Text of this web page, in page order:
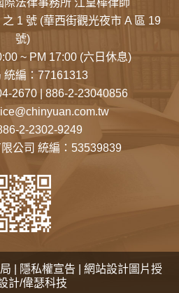
際法律事務所 江皇樺律師
之 1 號 (華西街觀光夜市 A 區 19
號)
~ PM 17:00 (六日休息)
統編：77161313
2670|886-2-23040856
2-2302-9249
公司 統編：53539839
| 隱私權宣告
網站設計圖片授
計/偉瑟科技